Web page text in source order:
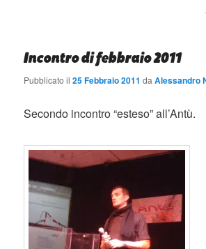
Incontro di febbraio 2011
Pubblicato il25 Febbraio 2011 daAlessandro
Secondo incontro “esteso” all’Antù.